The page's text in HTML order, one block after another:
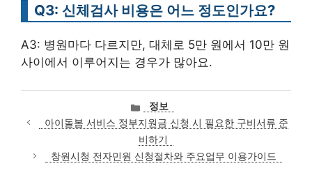
Q3: 신체검사 비용은 어느 정도인가요?
A3: 병원마다 다르지만, 대체로 5만 원에서 10만 원
사이에서 이루어지는 경우가 많아요.
카
테
고
리
정보
아이돌봄 서비스 정부지원금 신청 시 필요한 구비서류 준
비하기
창원시청 전자민원 신청절차와 주요업무 이용가이드